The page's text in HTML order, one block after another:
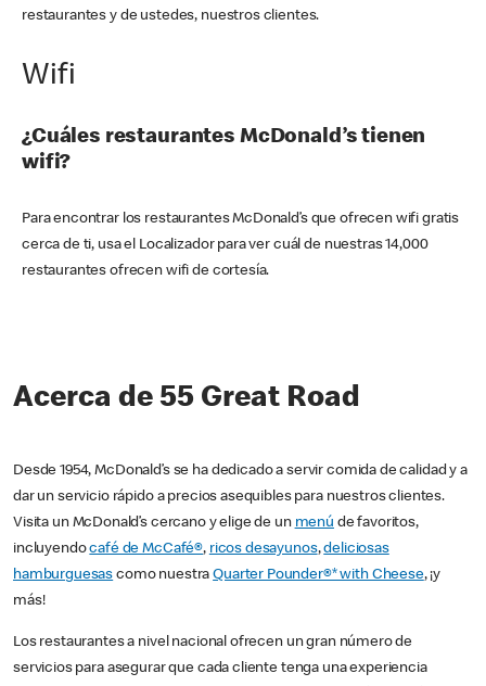
restaurantes y de ustedes, nuestros clientes.
Wifi
¿Cuáles restaurantes McDonald’s tienen
wifi?
Para encontrar los restaurantes McDonald’s que ofrecen wifi gratis
cerca de ti, usa el Localizador para ver cuál de nuestras 14,000
restaurantes ofrecen wifi de cortesía.
Acerca de 55 Great Road
Desde 1954, McDonald’s se ha dedicado a servir comida de calidad y a
dar un servicio rápido a precios asequibles para nuestros clientes.
Visita un McDonald’s cercano y elige de un menú de favoritos,
incluyendocafé de McCafé®, ricos desayunos,deliciosas
hamburguesas como nuestraQuarter Pounder®* with Cheese, ¡y
más!
Los restaurantes a nivel nacional ofrecen un gran número de
servicios para asegurar que cada cliente tenga una experiencia